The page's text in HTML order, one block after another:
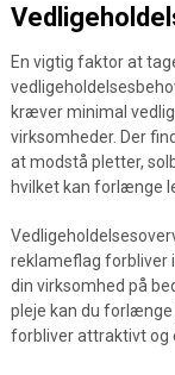
En vigtig faktor at
kræver minimal
virksomheder. Der
at modstå pletter,
hvilket kan forlænge
reklameflag
din virksomhed på
pleje kan du
forbliver attraktivt og